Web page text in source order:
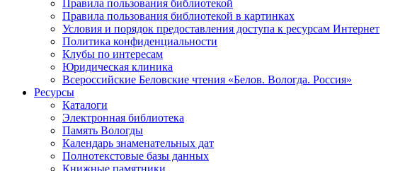
Правила пользования библиотекой
Правила пользования библиотекой в картинках
Условия и порядок предоставления доступа к ресурсам Интернет
Политика конфиденциальности
Клубы по интересам
Юридическая клиника
Всероссийские Беловские чтения «Белов. Вологда. Россия»
Ресурсы
Каталоги
Электронная библиотека
Память Вологды
Календарь знаменательных дат
Полнотекстовые базы данных
Книжные памятники